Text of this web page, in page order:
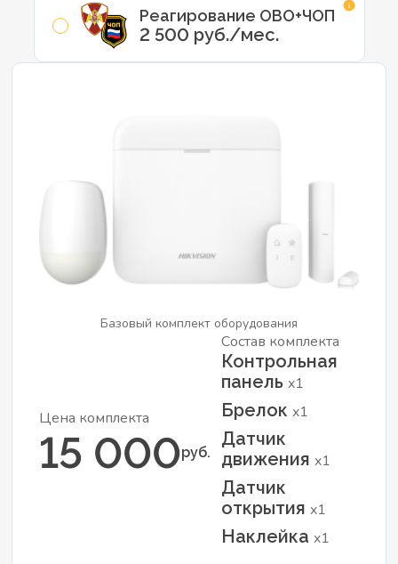
Реагирование ОВО+ЧОП
2 500 руб./мес.
Базовый комплект оборудования
Состав комплекта
Контрольная
панель x1
Брелок x1
Датчик
движения x1
Датчик
открытия x1
Наклейка x1
Цена комплекта
15 000руб.